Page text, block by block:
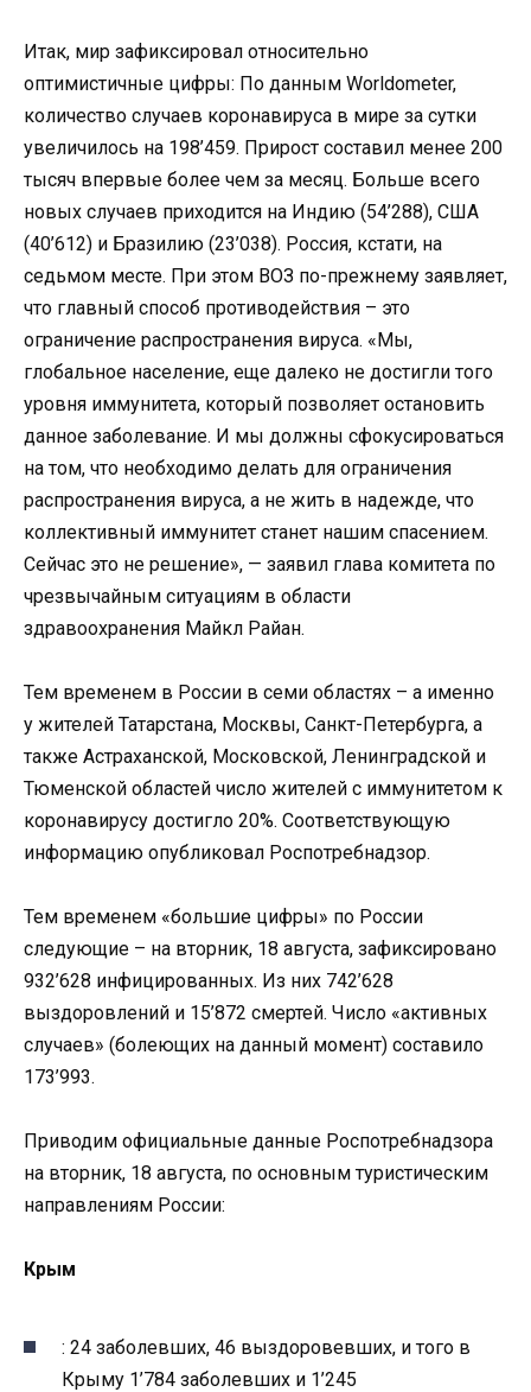
Итак, мир зафиксировал относительно
оптимистичные цифры: По данным Worldometer,
количество случаев коронавируса в мире за сутки
увеличилось на 198’459. Прирост составил менее 200
тысяч впервые более чем за месяц. Больше всего
новых случаев приходится на Индию (54’288), США
(40’612) и Бразилию (23’038). Россия, кстати, на
седьмом месте. При этом ВОЗ по-прежнему заявляет,
что главный способ противодействия – это
ограничение распространения вируса. «Мы,
глобальное население, еще далеко не достигли того
уровня иммунитета, который позволяет остановить
данное заболевание. И мы должны сфокусироваться
на том, что необходимо делать для ограничения
распространения вируса, а не жить в надежде, что
коллективный иммунитет станет нашим спасением.
Сейчас это не решение», — заявил глава комитета по
чрезвычайным ситуациям в области
здравоохранения Майкл Райан.
Тем временем в России в семи областях – а именно
у жителей Татарстана, Москвы, Санкт-Петербурга, а
также Астраханской, Московской, Ленинградской и
Тюменской областей число жителей с иммунитетом к
коронавирусу достигло 20%. Соответствующую
информацию опубликовал Роспотребнадзор.
Тем временем «большие цифры» по России
следующие – на вторник, 18 августа, зафиксировано
932’628 инфицированных. Из них 742’628
выздоровлений и 15’872 смертей. Число «активных
случаев» (болеющих на данный момент) составило
173’993.
Приводим официальные данные Роспотребнадзора
на вторник, 18 августа, по основным туристическим
направлениям России:
Крым
: 24 заболевших, 46 выздоровевших, и того в
Крыму 1’784 заболевших и 1’245